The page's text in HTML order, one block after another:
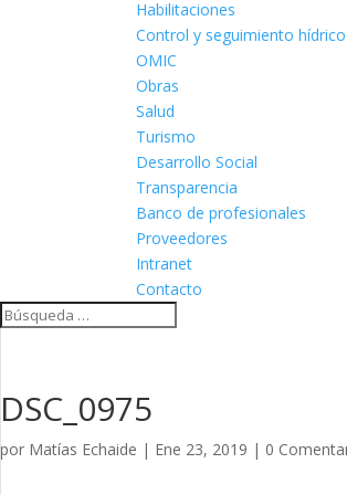
Habilitaciones
Control y seguimiento hídrico
OMIC
Obras
Salud
Turismo
Desarrollo Social
Transparencia
Banco de profesionales
Proveedores
Intranet
Contacto
DSC_0975
por Matías Echaide | Ene 23, 2019 | 0